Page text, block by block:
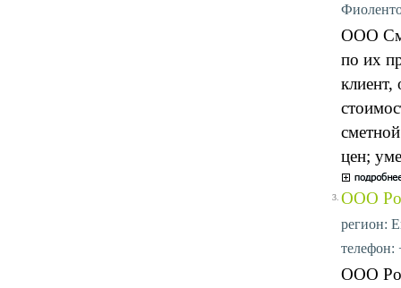
ООО
по их
цен;
3. ООО
регион:
телефон:
ООО